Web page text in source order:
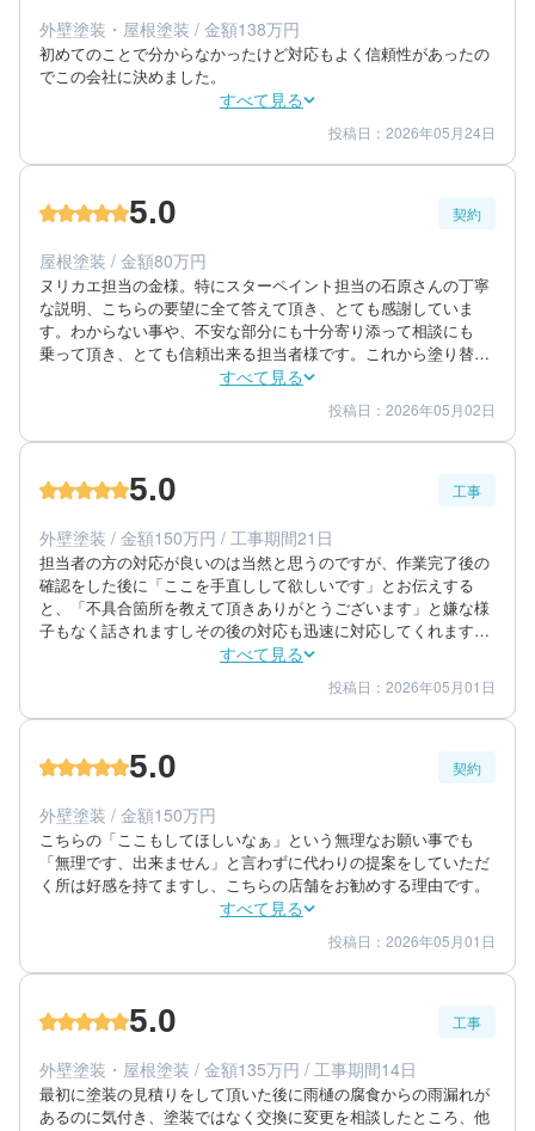
築年数：30年
外壁塗装・屋根塗装 / 金額138万円
初めてのことで分からなかったけど対応もよく信頼性があったの
でこの会社に決めました。
すべて見る
金額感 5
担当者 5
60代/女性/一戸建て
築年数：30年
投稿日：2026年05月24日
5.0 契約
屋根塗装 / 金額80万円
ヌリカエ担当の金様。特にスターペイント担当の石原さんの丁寧
な説明、こちらの要望に全て答えて頂き、とても感謝していま
す。わからない事や、不安な部分にも十分寄り添って相談にも
乗って頂き、とても信頼出来る担当者様です。これから塗り替え
を検討される方も、長い付き合いとなりますので、値段だけでは
なく、会社様、担当者様と十分話し合い、信頼出来る事が一番大
事かと思いました。ご参考にして頂けると幸いです。
すべて見る
金額感 5
担当者 5
40代/男性/一戸建て
築年数：15年
投稿日：2026年05月02日
5.0 工事
外壁塗装 / 金額150万円 / 工事期間21日
担当者の方の対応が良いのは当然と思うのですが、作業完了後の
確認をした後に「ここを手直しして欲しいです」とお伝えする
と、「不具合箇所を教えて頂きありがとうございます」と嫌な様
子もなく話されますしその後の対応も迅速に対応してくれます。
こういう場合、言い訳じみた返答をされる方が多い中、私はこの
すべて見る
仕上がり 5
満足度 5
50代/男性/一戸建て
築年数：15年
投稿日：2026年05月01日
5.0 契約
外壁塗装 / 金額150万円
こちらの「ここもしてほしいなぁ」という無理なお願い事でも
「無理です、出来ません」と言わずに代わりの提案をしていただ
く所は好感を持てますし、こちらの店舗をお勧めする理由です。
すべて見る
金額感 5
担当者 5
50代/男性/一戸建て
築年数：15年
投稿日：2026年05月01日
5.0 工事
外壁塗装・屋根塗装 / 金額135万円 / 工事期間14日
最初に塗装の見積りをして頂いた後に雨樋の腐食からの雨漏れが
あるのに気付き、塗装ではなく交換に変更を相談したところ、他